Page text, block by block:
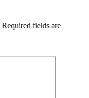
Required fields are